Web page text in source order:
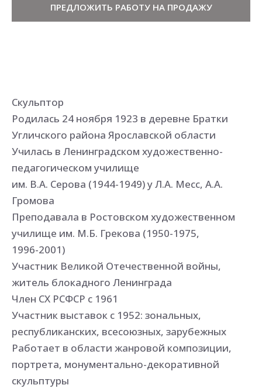
ПРЕДЛОЖИТЬ РАБОТУ НА ПРОДАЖУ
Скульптор
Родилась 24 ноября 1923 в деревне Братки
Угличского района Ярославской области
Училась в Ленинградском художественно-
педагогическом училище
им. В.А. Серова (1944-1949) у Л.А. Месс, А.А.
Громова
Преподавала в Ростовском художественном
училище им. М.Б. Грекова (1950-1975,
1996-2001)
Участник Великой Отечественной войны,
житель блокадного Ленинграда
Член СХ РСФСР с 1961
Участник выставок с 1952: зональных,
республиканских, всесоюзных, зарубежных
Работает в области жанровой композиции,
портрета, монументально-декоративной
скульптуры